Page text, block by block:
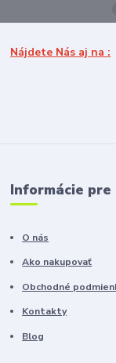
Nájdete Nás aj na :
Informácie pre
O nás
Ako nakupovať
Obchodné
Kontakty
Blog